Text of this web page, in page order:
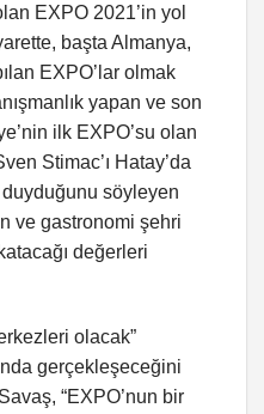
EXPO 2021’in yol
başta Almanya,
EXPO’lar olmak
yapan ve son
ilk EXPO’su olan
Stimac’ı Hatay’da
söyleyen
ve gastronomi şehri
değerleri
olacak”
gerçekleşeceğini
“EXPO’nun bir